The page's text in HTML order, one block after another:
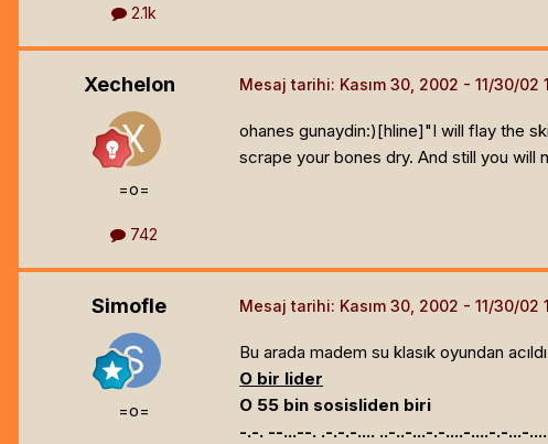
2.1k
Xechelon
=o=
742
Mesaj tarihi: Kasım 30, 2002
ohanes gunaydin:)[hline]"I will flay the
scrape your bones dry. And still you will
Simofle
=o=
Mesaj tarihi: Kasım 30, 2002
Bu arada madem su klasık oyundan
O bir lider
O 55 bin sosisliden biri
-.-. --...--. .-.-.-.... ..-..-...-.-....-....-.-...-